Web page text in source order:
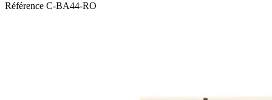
Référence C-BA44-RO